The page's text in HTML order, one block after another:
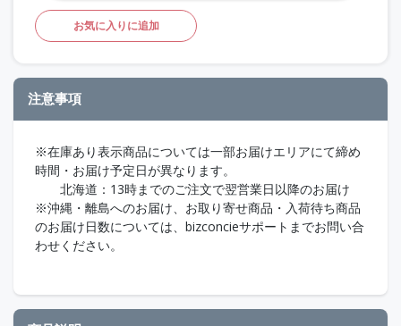
お気に入りに追加
注意事項
※在庫あり表示商品については一部お届けエリアにて締め
時間・お届け予定日が異なります。
北海道：13時までのご注文で翌営業日以降のお届け
※沖縄・離島へのお届け、お取り寄せ商品・入荷待ち商品
のお届け日数については、bizconcieサポートまでお問い合
わせください。